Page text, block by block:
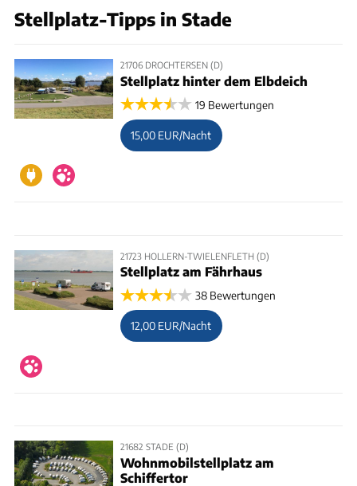
Stellplatz-Tipps in Stade
21706 DROCHTERSEN (D)
Stellplatz hinter dem Elbdeich
19 Bewertungen
15,00 EUR/Nacht
21723 HOLLERN-TWIELENFLETH (D)
Stellplatz am Fährhaus
38 Bewertungen
12,00 EUR/Nacht
21682 STADE (D)
Wohnmobilstellplatz am
Schiffertor